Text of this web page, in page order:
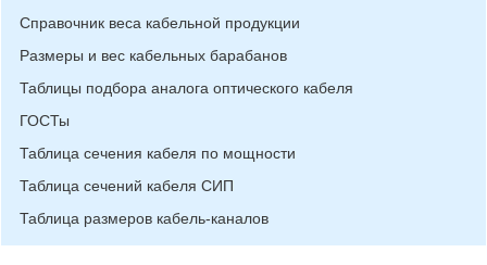
Справочник веса кабельной продукции
Размеры и вес кабельных барабанов
Таблицы подбора аналога оптического кабеля
ГОСТы
Таблица сечения кабеля по мощности
Таблица сечений кабеля СИП
Таблица размеров кабель-каналов